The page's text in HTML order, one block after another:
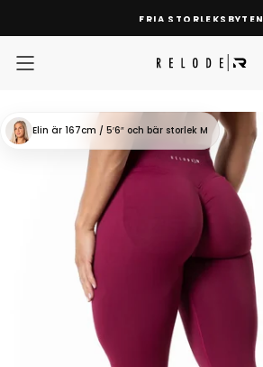
INNEHÅLL
FRIA STORLEKSBYTEN
Elin är 167cm / 5′6″ och bär storlek M